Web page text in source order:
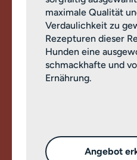
maximale Qualität
Verdaulichkeit zu
Rezepturen dieser
Hunden eine
schmackhafte und
Ernährung.
Angebot